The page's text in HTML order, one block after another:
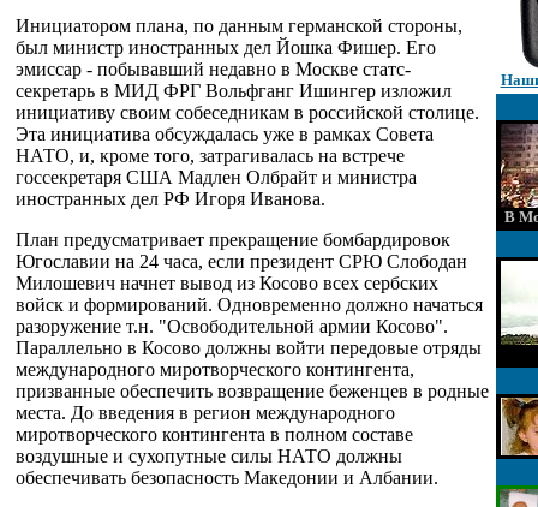
Инициатором плана, по данным германской стороны,
был министр иностранных дел Йошка Фишер. Его
эмиссар - побывавший недавно в Москве статс-
секретарь в МИД ФРГ Вольфганг Ишингер изложил
инициативу своим собеседникам в российской столице.
Эта инициатива обсуждалась уже в рамках Совета
НАТО, и, кроме того, затрагивалась на встрече
госсекретаря США Мадлен Олбрайт и министра
иностранных дел РФ Игоря Иванова.
План предусматривает прекращение бомбардировок
Югославии на 24 часа, если президент СРЮ Слободан
Милошевич начнет вывод из Косово всех сербских
войск и формирований. Одновременно должно начаться
разоружение т.н. "Освободительной армии Косово".
Параллельно в Косово должны войти передовые отряды
международного миротворческого контингента,
призванные обеспечить возвращение беженцев в родные
места. До введения в регион международного
миротворческого контингента в полном составе
воздушные и сухопутные силы НАТО должны
обеспечивать безопасность Македонии и Албании.
В